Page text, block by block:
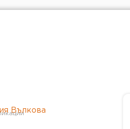
Вълкова